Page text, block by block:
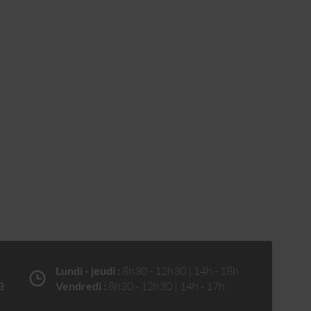
Lundi - jeudi : 8h30 - 12h30 | 14h - 18h
Vendredi : 8h30 - 12h30 | 14h - 17h